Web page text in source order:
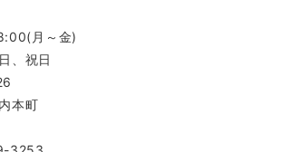
月～金)
、祝日
本町